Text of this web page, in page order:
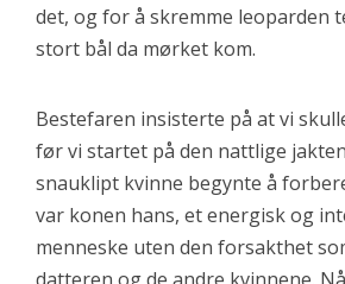
det, og for å skremme leoparden
stort bål da mørket kom.
Bestefaren insisterte på at vi
før vi startet på den nattlige
snauklipt kvinne begynte å
var konen hans, et energisk og
menneske uten den forsakthet